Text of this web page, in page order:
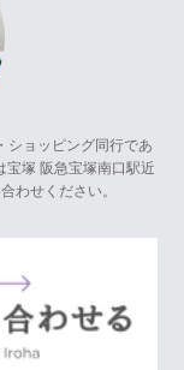
ショッピング同行であ
宝塚 阪急宝塚南口駅近
わせください。